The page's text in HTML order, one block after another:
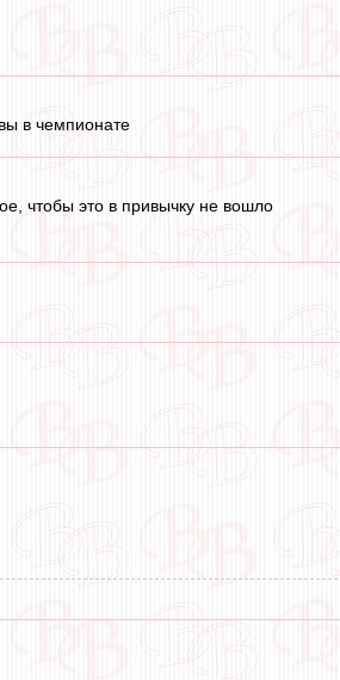
в чемпионате
чтобы это в привычку не вошло